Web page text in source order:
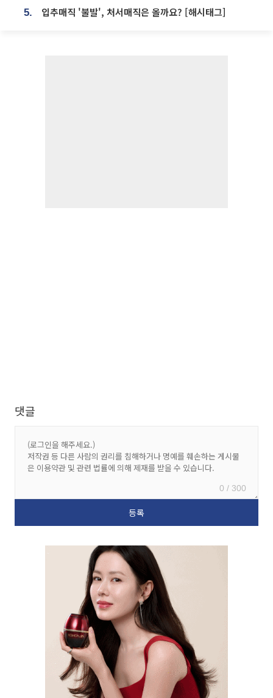
5. 입추매직 '불발', 처서매직은 올까요? [해시태그]
댓글
0 / 300